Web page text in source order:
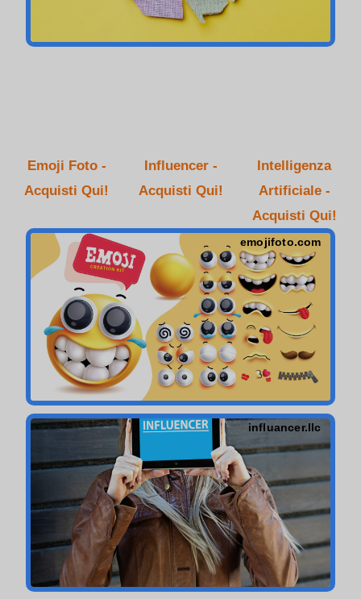
Emoji Foto -
Acquisti Qui!
Influencer -
Acquisti Qui!
Intelligenza
Artificiale -
Acquisti Qui!
emojifoto.com
influancer.llc